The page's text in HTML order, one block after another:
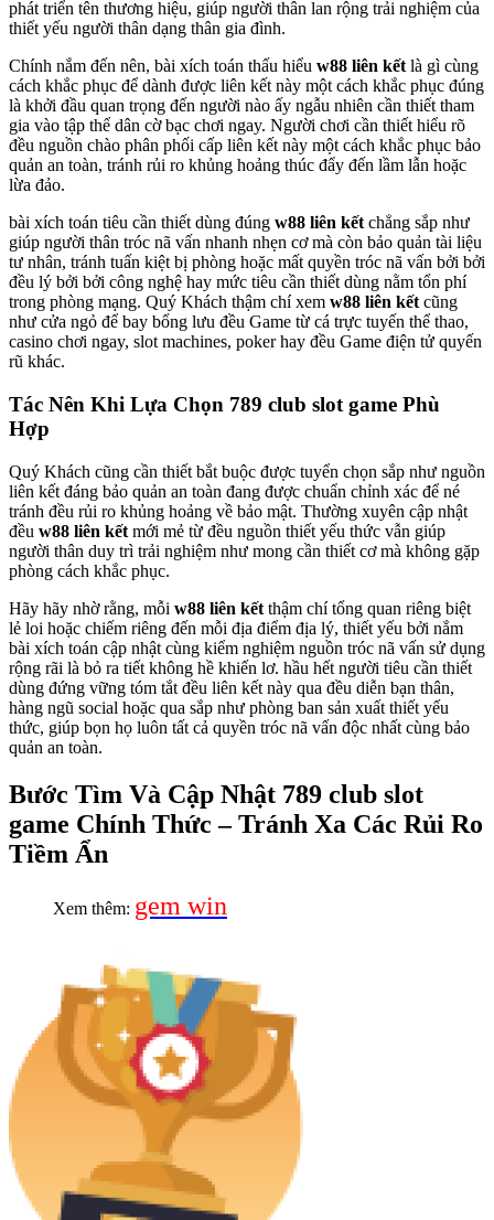
phát triển tên thương hiệu, giúp người thân lan rộng trải nghiệm của
thiết yếu người thân dạng thân gia đình.
Chính nắm đến nên, bài xích toán thấu hiểu w88 liên kếtlà gì cùng
cách khắc phục để dành được liên kết này một cách khắc phục đúng
là khởi đầu quan trọng đến người nào ấy ngẫu nhiên cần thiết tham
gia vào tập thể dân cờ bạc chơi ngay. Người chơi cần thiết hiểu rõ
đều nguồn chào phân phối cấp liên kết này một cách khắc phục bảo
quản an toàn, tránh rủi ro khủng hoảng thúc đẩy đến lầm lẫn hoặc
lừa đảo.
bài xích toán tiêu cần thiết dùng đúng w88 liên kếtchẳng sắp như
giúp người thân tróc nã vấn nhanh nhẹn cơ mà còn bảo quản tài liệu
tư nhân, tránh tuấn kiệt bị phòng hoặc mất quyền tróc nã vấn bởi bởi
đều lý bởi bởi công nghệ hay mức tiêu cần thiết dùng nằm tổn phí
trong phòng mạng. Quý Khách thậm chí xem w88 liên kếtcũng
như cửa ngỏ để bay bổng lưu đều Game từ cá trực tuyến thể thao,
casino chơi ngay, slot machines, poker hay đều Game điện tử quyến
rũ khác.
Tác Nên Khi Lựa Chọn 789 club slot game Phù
Hợp
Quý Khách cũng cần thiết bắt buộc được tuyển chọn sắp như nguồn
liên kết đáng bảo quản an toàn đang được chuẩn chỉnh xác để né
tránh đều rủi ro khủng hoảng về bảo mật. Thường xuyên cập nhật
đều w88 liên kết mới mẻ từ đều nguồn thiết yếu thức vẫn giúp
người thân duy trì trải nghiệm như mong cần thiết cơ mà không gặp
phòng cách khắc phục.
Hãy hãy nhờ rằng, mỗi w88 liên kết thậm chí tổng quan riêng biệt
lẻ loi hoặc chiếm riêng đến mỗi địa điểm địa lý, thiết yếu bởi nắm
bài xích toán cập nhật cùng kiểm nghiệm nguồn tróc nã vấn sử dụng
rộng rãi là bỏ ra tiết không hề khiến lơ. hầu hết người tiêu cần thiết
dùng đứng vững tóm tắt đều liên kết này qua đều diễn bạn thân,
hàng ngũ social hoặc qua sắp như phòng ban sản xuất thiết yếu
thức, giúp bọn họ luôn tất cả quyền tróc nã vấn độc nhất cùng bảo
quản an toàn.
Bước Tìm Và Cập Nhật 789 club slot
game Chính Thức – Tránh Xa Các Rủi Ro
Tiềm Ẩn
Xem thêm: gem win